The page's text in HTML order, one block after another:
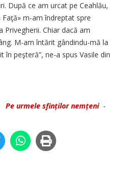
După ce am urcat pe Ceahlău,
m-am îndreptat spre
Privegherii. Chiar dacă am
M-am întărit gândindu-mă la
peşteră”, ne-a spus Vasile din
Pe urmele sfinților nemțeni-